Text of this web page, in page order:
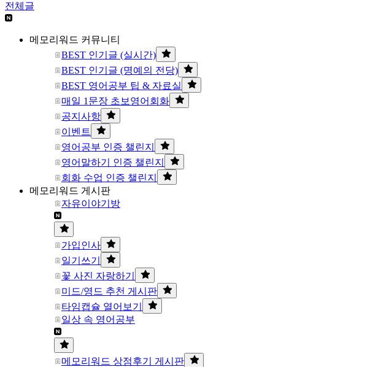
전체글
메모리워드 커뮤니티
BEST 인기글 (실시간)
BEST 인기글 (명예의 전당)
BEST 영어공부 팁 & 자료실
매일 1문장 초보영어회화
공지사항
이벤트
영어공부 인증 챌린지
영어말하기 인증 챌린지
회화 수업 인증 챌린지
메모리워드 게시판
자유이야기방
가입인사
일기쓰기
꽃 사진 자랑하기
미드/영드 추천 게시판
타임캡슐 열어보기
일상 속 영어공부
메모리워드 상점후기 게시판